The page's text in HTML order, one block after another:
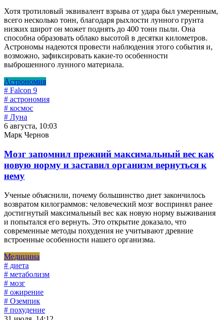
Хотя тротиловый эквивалент взрыва от удара был умеренным,
всего несколько тонн, благодаря рыхлости лунного грунта
низких широт он может поднять до 400 тонн пыли. Она
способна образовать облако высотой в десятки километров.
Астрономы надеются провести наблюдения этого события и,
возможно, зафиксировать какие-то особенности
выброшенного лунного материала.
Астрономия
# Falcon 9
# астрономия
# космос
# Луна
6 августа, 10:03
Марк Чернов
Мозг запомнил прежний максимальный вес как
новую норму и заставил организм вернуться к
нему
Ученые объяснили, почему большинство диет закончилось
возвратом килограммов: человеческий мозг воспринял ранее
достигнутый максимальный вес как новую норму выживания
и попытался его вернуть. Это открытие доказало, что
современные методы похудения не учитывают древние
встроенные особенности нашего организма.
Медицина
# диета
# метаболизм
# мозг
# ожирение
# Оземпик
# похудение